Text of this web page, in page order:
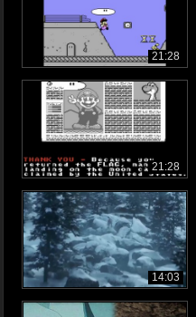
21:28
21:28
14:03